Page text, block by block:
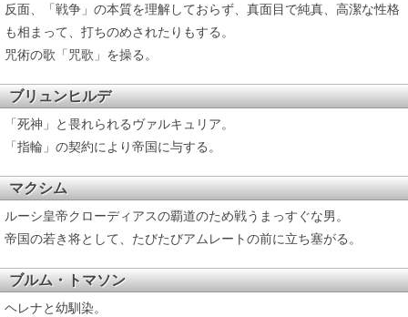
反面、「戦争」の本質を理解しておらず、真面目で純真、高潔な性格
も相まって、打ちのめされたりもする。
咒術の歌「咒歌」を操る。
ブリュンヒルデ
「死神」と畏れられるヴァルキュリア。
「指輪」の契約により帝国に与する。
マクシム
ルーシ皇帝クローディアスの覇道のため戦うまっすぐな男。
帝国の若き将として、たびたびアムレートの前に立ち塞がる。
ブルム・トマソン
ヘレナと幼馴染。